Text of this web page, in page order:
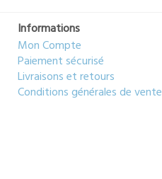
Informations
Mon Compte
Paiement sécurisé
Livraisons et retours
Conditions générales de vente